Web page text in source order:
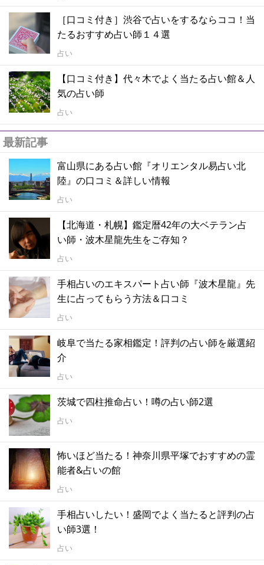
［口コミ付き］渋谷で占いをするならココ！当
たるおすすめ占い師１４選
占い
【口コミ付き】代々木でよく当たる占い館＆人
気の占い師
占い
最新記事
富山県にある占い館『オリエンタル易占い北
陸』の口コミ＆詳しい情報
占い
【北海道・札幌】鑑定暦42年の大ベテラン占
い師・波木星龍先生をご存知？
占い
手相占いのエキスパート占い師『波木星龍』先
生に占ってもらう方法＆口コミ
占い
岐阜で当たる家相鑑定！評判の占い師を厳選紹
介
占い
茨城で四柱推命占い！噂の占い師2選
占い
怖いほど当たる！神奈川県平塚でおすすめの霊
能者&占いの館
占い
手相占いしたい！盛岡でよく当たると評判の占
い師3選！
占い